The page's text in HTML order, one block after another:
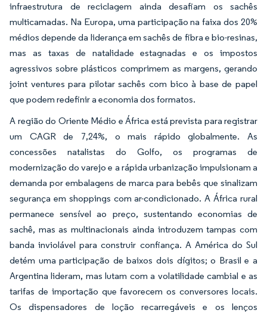
infraestrutura de reciclagem ainda desafiam os sachês
multicamadas. Na Europa, uma participação na faixa dos 20%
médios depende da liderança em sachês de fibra e bio-resinas,
mas as taxas de natalidade estagnadas e os impostos
agressivos sobre plásticos comprimem as margens, gerando
joint ventures para pilotar sachês com bico à base de papel
que podem redefinir a economia dos formatos.
A região do Oriente Médio e África está prevista para registrar
um CAGR de 7,24%, o mais rápido globalmente. As
concessões natalistas do Golfo, os programas de
modernização do varejo e a rápida urbanização impulsionam a
demanda por embalagens de marca para bebês que sinalizam
segurança em shoppings com ar-condicionado. A África rural
permanece sensível ao preço, sustentando economias de
sachê, mas as multinacionais ainda introduzem tampas com
banda inviolável para construir confiança. A América do Sul
detém uma participação de baixos dois dígitos; o Brasil e a
Argentina lideram, mas lutam com a volatilidade cambial e as
tarifas de importação que favorecem os conversores locais.
Os dispensadores de loção recarregáveis e os lenços